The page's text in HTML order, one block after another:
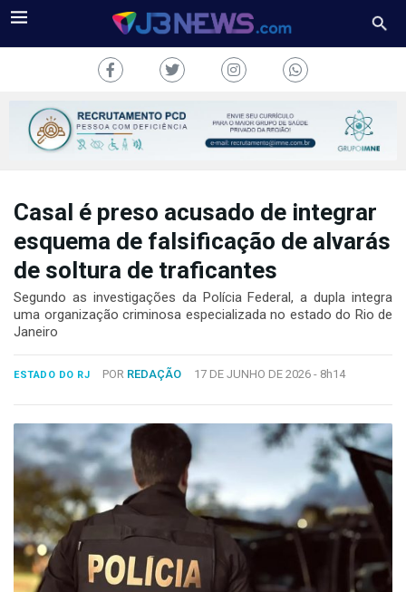
J3NEWS
COLUNAS
FALE
Copyright
Desenvolvido
Hesea
Tecnologia
Sistemas
Casal é preso acusado de integrar
esquema de falsificação de alvarás
de soltura de traficantes
Segundo as investigações da Polícia Federal, a dupla integra
uma organização criminosa especializada no estado do Rio de
Janeiro
ESTADO DO RJ POR REDAÇÃO 17 DE JUNHO DE 2026 - 8h14